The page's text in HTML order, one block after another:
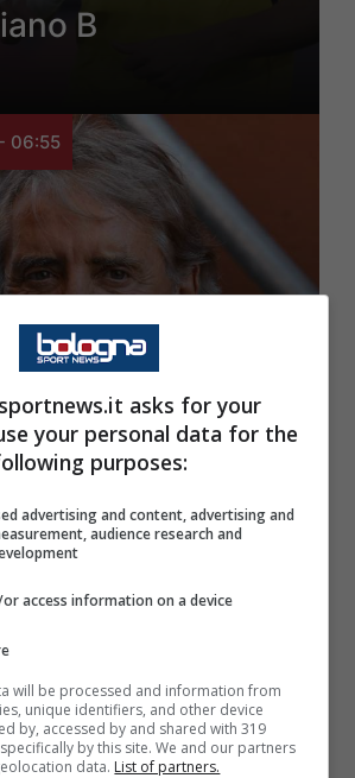
B
06:55
la decisione
Conte beffato,
Mancini
22:55
asks for your
your personal data for the
purposes:
advertising and content, advertising and
audience research and
access information on a device
will be processed and information from
unique identifiers, and other device
by, accessed by and shared with 319
by this site. We and our partners
data. List of partners.